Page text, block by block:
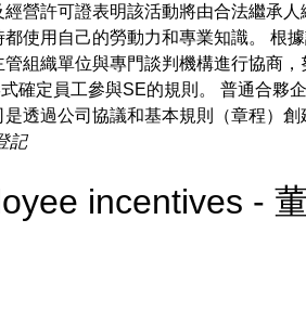
營許可證表明該活動將由合法繼承
使用自己的勞動力和專業知識。 根
組織單位與專門談判機構進行協商
確定員工參與SE的規則。 普通合夥
透過公司協議和基本規則（章程）
記
incentives -